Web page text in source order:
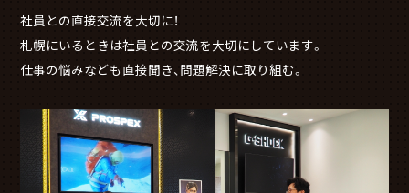
社員との直接交流を大切に！
札幌にいるときは社員との交流を大切にしています。
仕事の悩みなども直接聞き、問題解決に取り組む。